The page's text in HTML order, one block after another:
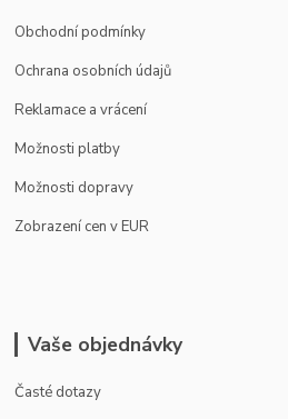
Obchodní podmínky
Ochrana osobních údajů
Reklamace a vrácení
Možnosti platby
Možnosti dopravy
Zobrazení cen v EUR
Vaše objednávky
Časté dotazy